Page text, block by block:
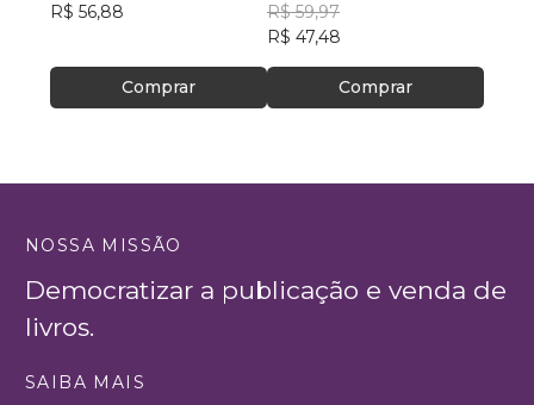
R$ 56,88
Comprar
R$ 59,97
R$ 47,48
Comprar
NOSSA MISSÃO
Democratizar a publicação e venda de
livros.
SAIBA MAIS